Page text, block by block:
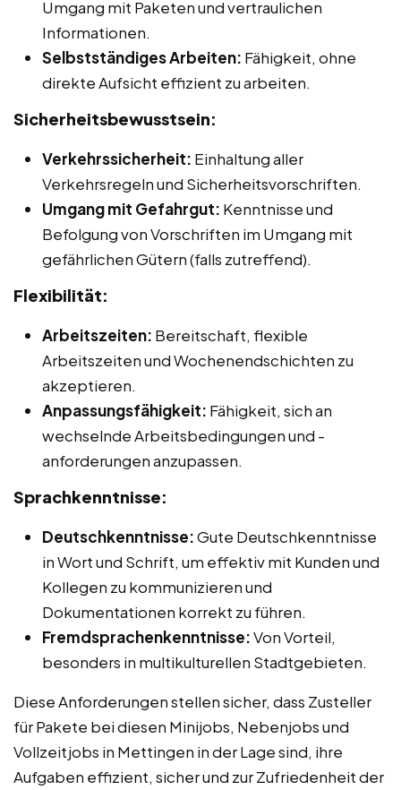
Umgang mit Paketen und vertraulichen
Informationen.
Selbstständiges Arbeiten: Fähigkeit, ohne
direkte Aufsicht effizient zu arbeiten.
Sicherheitsbewusstsein:
Verkehrssicherheit: Einhaltung aller
Verkehrsregeln und Sicherheitsvorschriften.
Umgang mit Gefahrgut: Kenntnisse und
Befolgung von Vorschriften im Umgang mit
gefährlichen Gütern (falls zutreffend).
Flexibilität:
Arbeitszeiten: Bereitschaft, flexible
Arbeitszeiten und Wochenendschichten zu
akzeptieren.
Anpassungsfähigkeit: Fähigkeit, sich an
wechselnde Arbeitsbedingungen und -
anforderungen anzupassen.
Sprachkenntnisse:
Deutschkenntnisse:Gute Deutschkenntnisse
in Wort und Schrift, um effektiv mit Kunden und
Kollegen zu kommunizieren und
Dokumentationen korrekt zu führen.
Fremdsprachenkenntnisse:Von Vorteil,
besonders in multikulturellen Stadtgebieten.
Diese Anforderungen stellen sicher, dass Zusteller
für Pakete bei diesen Minijobs, Nebenjobs und
Vollzeitjobs in Mettingen in der Lage sind, ihre
Aufgaben effizient, sicher und zur Zufriedenheit der